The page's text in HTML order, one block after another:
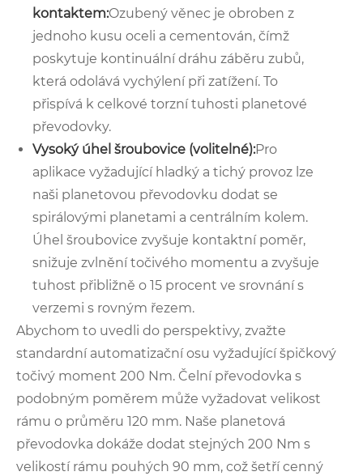
kontaktem:Ozubený věnec je obroben z
jednoho kusu oceli a cementován, čímž
poskytuje kontinuální dráhu záběru zubů,
která odolává vychýlení při zatížení. To
přispívá k celkové torzní tuhosti planetové
převodovky.
Vysoký úhel šroubovice (volitelné):Pro
aplikace vyžadující hladký a tichý provoz lze
naši planetovou převodovku dodat se
spirálovými planetami a centrálním kolem.
Úhel šroubovice zvyšuje kontaktní poměr,
snižuje zvlnění točivého momentu a zvyšuje
tuhost přibližně o 15 procent ve srovnání s
verzemi s rovným řezem.
Abychom to uvedli do perspektivy, zvažte
standardní automatizační osu vyžadující špičkový
točivý moment 200 Nm. Čelní převodovka s
podobným poměrem může vyžadovat velikost
rámu o průměru 120 mm. Naše planetová
převodovka dokáže dodat stejných 200 Nm s
velikostí rámu pouhých 90 mm, což šetří cenný